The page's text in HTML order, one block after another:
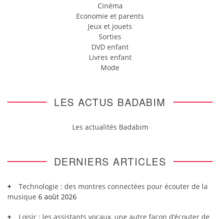
Cinéma
Economie et parents
Jeux et jouets
Sorties
DVD enfant
Livres enfant
Mode
LES ACTUS BADABIM
Les actualités Badabim
DERNIERS ARTICLES
Technologie : des montres connectées pour écouter de la
musique 6 août 2026
Loisir : les assistants vocaux, une autre façon d’écouter de